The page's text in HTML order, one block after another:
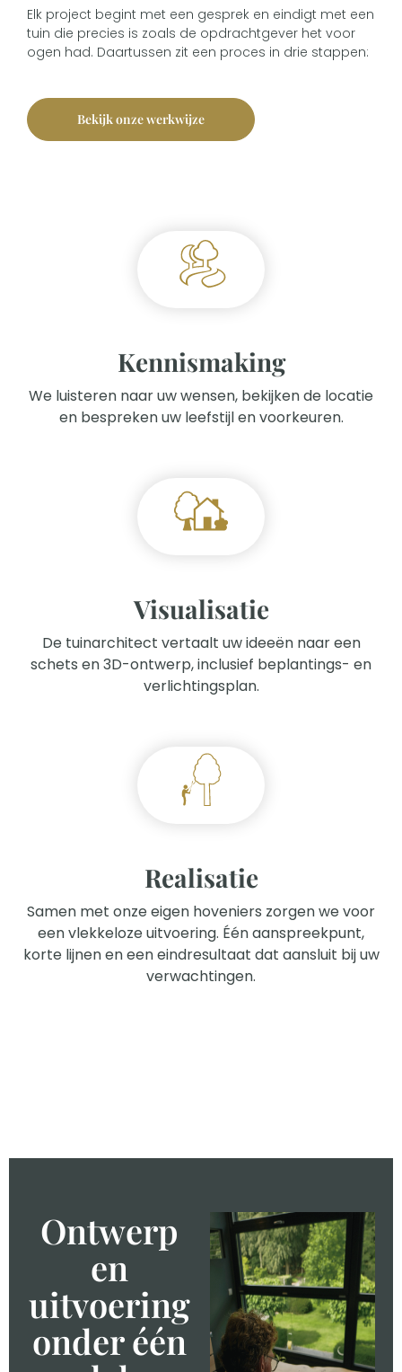
Elk project begint met een gesprek en eindigt met een
tuin die precies is zoals de opdrachtgever het voor
ogen had. Daartussen zit een proces in drie stappen:
Bekijk onze werkwijze
Kennismaking
We luisteren naar uw wensen, bekijken de locatie
en bespreken uw leefstijl en voorkeuren.
Visualisatie
De tuinarchitect vertaalt uw ideeën naar een
schets en 3D-ontwerp, inclusief beplantings- en
verlichtingsplan.
Realisatie
Samen met onze eigen hoveniers zorgen we voor
een vlekkeloze uitvoering. Één aanspreekpunt,
korte lijnen en een eindresultaat dat aansluit bij uw
verwachtingen.
Ontwerp
en
uitvoering
onder één